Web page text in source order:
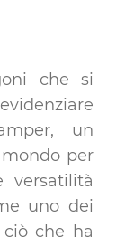
che si
un
per
versatilità
uno dei
che ha